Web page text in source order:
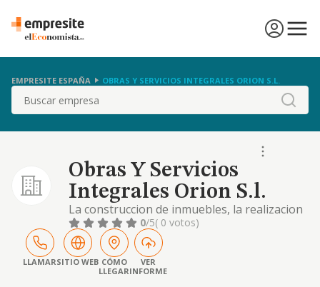
EMPRESITE ESPAÑA OBRAS Y SERVICIOS INTEGRALES ORION S.L.
Buscar
Obras Y Servicios
Integrales Orion S.l.
La construccion de inmuebles, la realizacion
de proyectos, calculos y ensayos para la
actividad de la construccion.
0/5( 0 votos)
LLAMARSITIO WEB CÓMO
LLEGAR
VER
INFORME